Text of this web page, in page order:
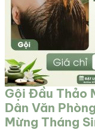
Gội Đầu Thảo
Dân Văn
Mừng Tháng